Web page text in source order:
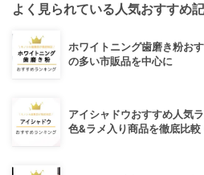
よく見られている人気おすすめ
ホワイトニング歯磨き粉お
の多い市販品を中心に
アイシャドウおすすめ人気
色&ラメ入り商品を徹底比較